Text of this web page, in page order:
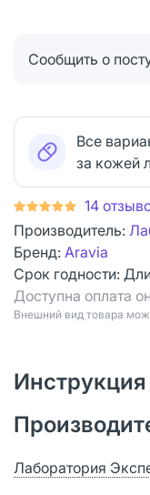
Сообщить о
Все
за кожей
14
Производитель:
Бренд: Aravia
Срок годности:
Доступна оплата
Bнешний вид товара
Лаборатория